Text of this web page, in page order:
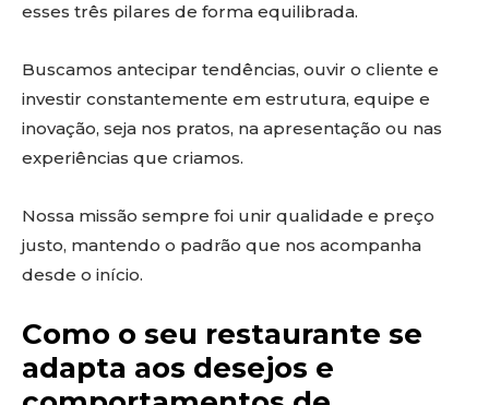
esses três pilares de forma equilibrada.
Buscamos antecipar tendências, ouvir o cliente e
investir constantemente em estrutura, equipe e
inovação, seja nos pratos, na apresentação ou nas
experiências que criamos.
Nossa missão sempre foi unir qualidade e preço
justo, mantendo o padrão que nos acompanha
desde o início.
Como o seu restaurante se
adapta aos desejos e